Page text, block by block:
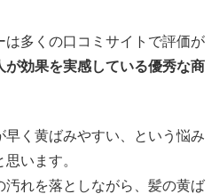
は多くの口コミサイトで評価が
が効果を実感している優秀な商
早く黄ばみやすい、という悩み
います。
汚れを落としながら、髪の黄ば